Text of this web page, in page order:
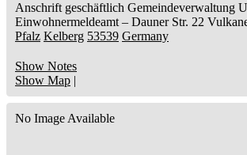
Anschrift geschäftlich Gemeindeverwaltung
Einwohnermeldeamt – Dauner Str. 22
Pfalz Kelberg 53539 Germany
Show Notes
Show Map |
No Image Available